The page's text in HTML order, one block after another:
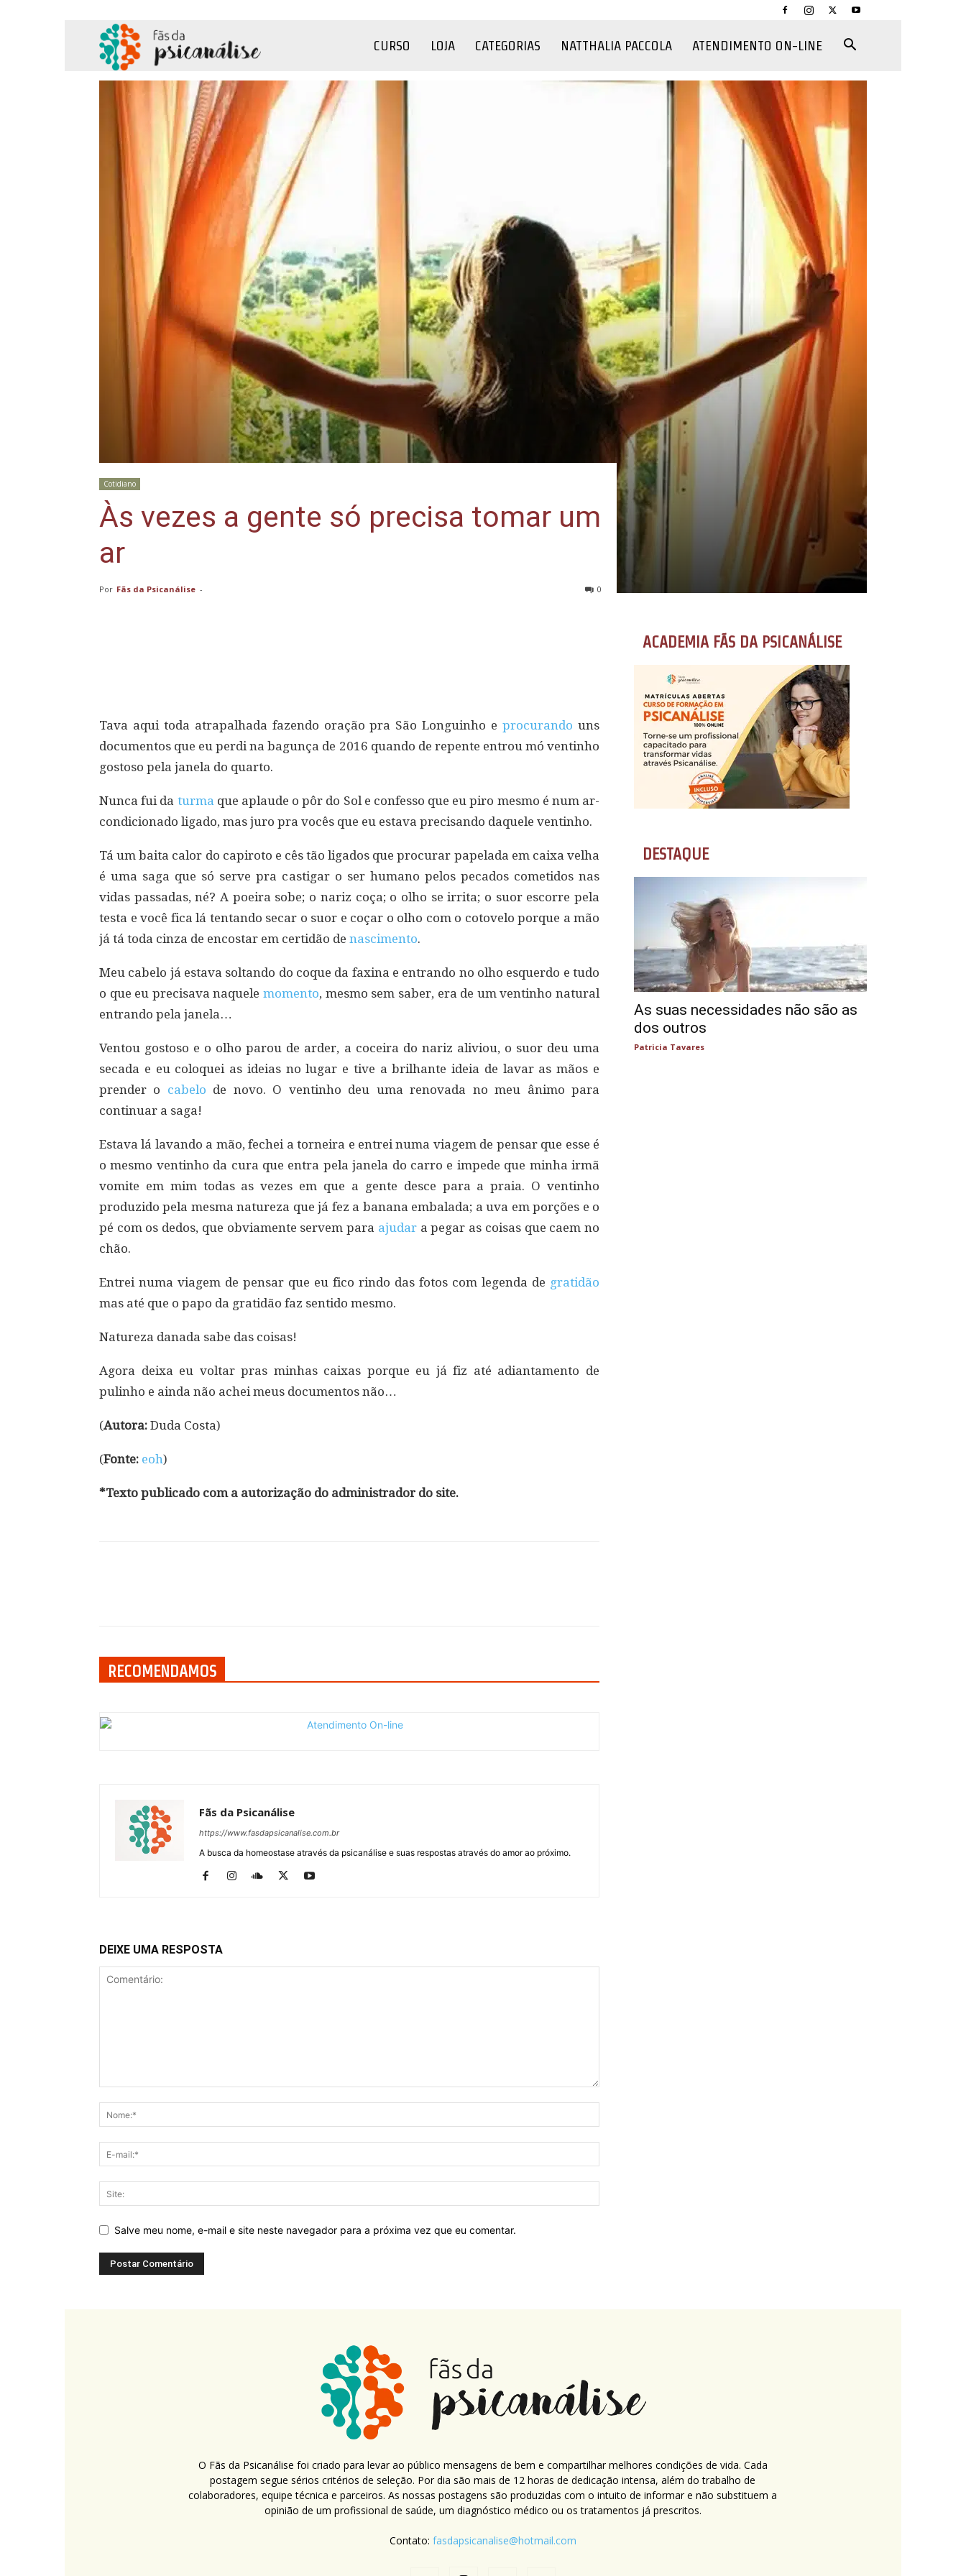
Psicanálise
CURSO LOJA CATEGORIAS NATTHALIA PACCOLA ATENDIMENTO ON-LINE
Cotidiano
Às vezes a gente só precisa tomar um
ar
Por Fãs da Psicanálise - 0
Tava aqui toda atrapalhada fazendo oração pra São Longuinho eprocurandouns
documentos que eu perdi na bagunça de 2016 quando de repente entrou mó ventinho
gostoso pela janela do quarto.
Nunca fui da turma que aplaude o pôr do Sol e confesso que eu piro mesmo é num ar-
condicionado ligado, mas juro pra vocês que eu estava precisando daquele ventinho.
Tá um baita calor do capiroto e cês tão ligados que procurar papelada em caixa velha
é uma saga que só serve pra castigar o ser humano pelos pecados cometidos nas
vidas passadas, né? A poeira sobe; o nariz coça; o olho se irrita; o suor escorre pela
testa e você fica lá tentando secar o suor e coçar o olho com o cotovelo porque a mão
já tá toda cinza de encostar em certidão de nascimento.
Meu cabelo já estava soltando do coque da faxina e entrando no olho esquerdo e tudo
o que eu precisava naquelemomento, mesmo sem saber, era de um ventinho natural
entrando pela janela…
Ventou gostoso e o olho parou de arder, a coceira do nariz aliviou, o suor deu uma
secada e eu coloquei as ideias no lugar e tive a brilhante ideia de lavar as mãos e
prender o cabelo de novo. O ventinho deu uma renovada no meu ânimo para
continuar a saga!
Estava lá lavando a mão, fechei a torneira e entrei numa viagem de pensar que esse é
o mesmo ventinho da cura que entra pela janela do carro e impede que minha irmã
vomite em mim todas as vezes em que a gente desce para a praia. O ventinho
produzido pela mesma natureza que já fez a banana embalada; a uva em porções e o
pé com os dedos, que obviamente servem para ajudar a pegar as coisas que caem no
chão.
Entrei numa viagem de pensar que eu fico rindo das fotos com legenda de gratidão
mas até que o papo da gratidão faz sentido mesmo.
Natureza danada sabe das coisas!
Agora deixa eu voltar pras minhas caixas porque eu já fiz até adiantamento de
pulinho e ainda não achei meus documentos não…
(Autora: Duda Costa)
(Fonte: eoh)
*Texto publicado com a autorização do administrador do site.
RECOMENDAMOS
Fãs da Psicanálise
https://www.fasdapsicanalise.com.br
A busca da homeostase através da psicanálise e suas respostas através do amor ao próximo.
DEIXE UMA RESPOSTA
Salve meu nome, e-mail e site neste navegador para a próxima vez que eu comentar.
ACADEMIA FÃS DA PSICANÁLISE
DESTAQUE
As suas necessidades não são as
dos outros
Patricia Tavares
O Fãs da Psicanálise foi criado para levar ao público mensagens de bem e compartilhar melhores condições de vida. Cada
postagem segue sérios critérios de seleção. Por dia são mais de 12 horas de dedicação intensa, além do trabalho de
colaboradores, equipe técnica e parceiros. As nossas postagens são produzidas com o intuito de informar e não substituem a
opinião de um profissional de saúde, um diagnóstico médico ou os tratamentos já prescritos.
Contato: fasdapsicanalise@hotmail.com